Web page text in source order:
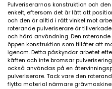
Pulveriserarnas konstruktion och
enkelt, eftersom det är lätt att
och den är alltid i rätt vinkel mot
roterande pulveriserare är
och hård användning. Den
öppen konstruktion som tillåter att
igenom. Detta påskyndar arbetet
käften och inte bromsar
också användas på en
pulveriserare. Tack vare den
flytta material närmare